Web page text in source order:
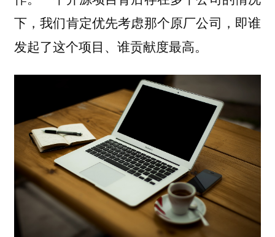
下，我们肯定优先考虑那个原厂公司，即谁
发起了这个项目、谁贡献度最高。